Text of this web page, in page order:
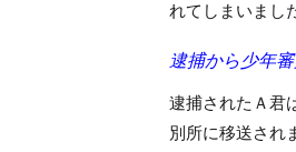
れてしまいまし
逮捕から少年
逮捕されたＡ君
別所に移送され